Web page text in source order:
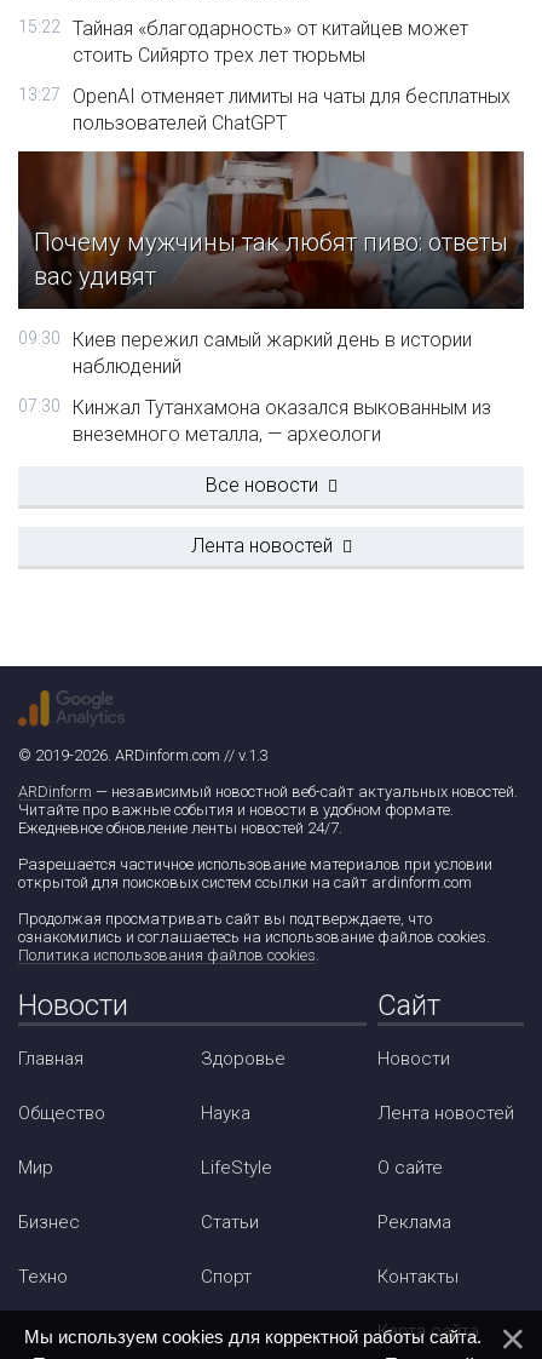
15:22
Тайная «благодарность» от китайцев может
стоить Сийярто трех лет тюрьмы
13:27
OpenAI отменяет лимиты на чаты для бесплатных
пользователей ChatGPT
Почему мужчины так любят пиво: ответы
вас удивят
09:30
Киев пережил самый жаркий день в истории
наблюдений
07:30
Кинжал Тутанхамона оказался выкованным из
внеземного металла, — археологи
Все новости
Лента новостей
© 2019-2026. ARDinform.com // v.1.3
ARDinform — независимый новостной веб-сайт актуальных новостей.
Читайте про важные события и новости в удобном формате.
Ежедневное обновление ленты новостей 24/7.
Разрешается частичное использование материалов при условии
открытой для поисковых систем ссылки на сайт ardinform.com
Продолжая просматривать сайт вы подтверждаете, что
ознакомились и соглашаетесь на использование файлов cookies.
Политика использования файлов cookies.
Новости
Главная
Общество
Мир
Бизнес
Техно
Здоровье
Наука
LifeStyle
Статьи
Спорт
Сайт
Новости
Лента новостей
О сайте
Реклама
Контакты
Карта сайта
Мы используем cookies для корректной работы сайта.